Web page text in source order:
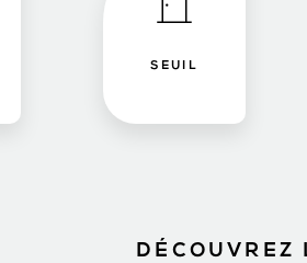
SEUIL
DÉCOUVREZ